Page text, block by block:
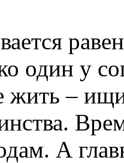
один у
жить –
А